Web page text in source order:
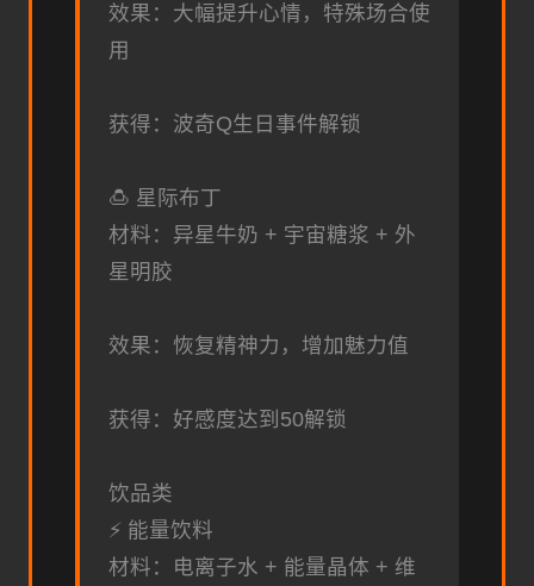
效果：大幅提升心情，特殊场合使
用
获得：波奇Q生日事件解锁
🍮 星际布丁
材料：异星牛奶 + 宇宙糖浆 + 外
星明胶
效果：恢复精神力，增加魅力值
获得：好感度达到50解锁
饮品类
⚡ 能量饮料
材料：电离子水 + 能量晶体 + 维